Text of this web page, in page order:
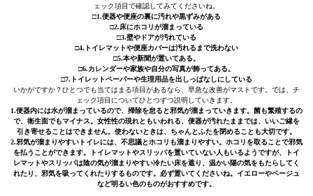
ェック項目で確認してみてくださいね。
□1.便器や便座の裏に汚れや黒ずみがある
□2.床にホコリが溜まっている
□3.壁やドアが汚れている
□4.トイレマットや便座カバーは汚れるまで洗わない
□5.本や新聞が置いてある。
□6.カレンダーや家族や自分の写真が飾ってある。
□7.トイレットペーパーや生理用品を出しっぱなしにしている
いかがですか？ひとつでも当てはまる項目があるなら、早急な改善がマストです。では、チ
ェック項目についてひとつずつ説明していきます。
1.便器内には水が溜まっているので、掃除を怠ると邪気が溜まっていきます。菌も繁殖するの
で、衛生面でもマイナス。女性性の現れともいわれる、便器が汚れたままでは、いいご縁を
引き寄せることはできません。使わないときは、ちゃんとふたを閉めることも大切です。
2.邪気が溜まりやすいトイレには、不思議とホコリも溜まりやすい。ホコリを取ることで邪気
を払うことができます。トイレマットやスリッパを置いていない人もいるようですが、トイ
レマットやスリッパは陰の気が溜まりやすい冷たい床を遮り、温かい陽の気をもたらしてく
れたり、邪気を吸ってくれたりするものです。必ず置いてくださいね。イエローやベージュ
など明るい色のものがおすすめです。